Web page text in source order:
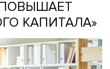
ЦЕНИТСЯ
ПОВЫШАЕТ